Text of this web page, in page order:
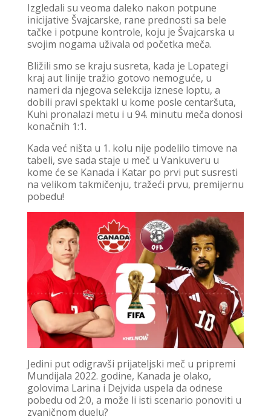
Izgledali su veoma daleko nakon potpune
inicijative Švajcarske, rane prednosti sa bele
tačke i potpune kontrole, koju je Švajcarska u
svojim nogama uživala od početka meča.
Bližili smo se kraju susreta, kada je Lopategi
kraj aut linije tražio gotovo nemoguće, u
nameri da njegova selekcija iznese loptu, a
dobili pravi spektakl u kome posle centaršuta,
Kuhi pronalazi metu i u 94. minutu meča donosi
konačnih 1:1.
Kada već ništa u 1. kolu nije podelilo timove na
tabeli, sve sada staje u meč u Vankuveru u
kome će se Kanada i Katar po prvi put susresti
na velikom takmičenju, tražeći prvu, premijernu
pobedu!
Jedini put odigravši prijateljski meč u pripremi
Mundijala 2022. godine, Kanada je olako,
golovima Larina i Dejvida uspela da odnese
pobedu od 2:0, a može li isti scenario ponoviti u
zvaničnom duelu?